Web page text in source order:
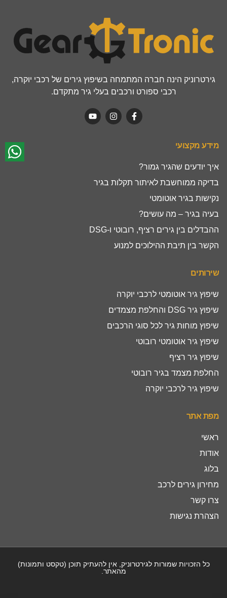
גירטרוניק הינה חברה המתמחה בשיפוץ גירים של רכבי יוקרה,
רכבי ספורט ורכבים בעלי גיר מתקדם.
מידע מקצועי
איך יודעים שהגיר גמור?
בדיקה ממוחשבת לאיתור תקלות בגיר
נקישות בגיר אוטומטי
בעיה בגיר – מה עושים?
ההבדלים בין גירים רציף, רובוטי ו-DSG
הקשר בין תיבת ההילוכים למנוע
שירותים
שיפוץ גיר אוטומטי לרכבי יוקרה
שיפוץ גיר DSG והחלפת מצמדים
שיפוץ מוחות גיר לכל סוגי הרכבים
שיפוץ גיר אוטומטי רובוטי
שיפוץ גיר רציף
החלפת מצמד בגיר רובוטי
שיפוץ גיר לרכבי יוקרה
מפת אתר
ראשי
אודות
בלוג
מחירון גירים לרכב
צרו קשר
הצהרת נגישות
כל הזכויות שמורות לגירטרוניק, אין להעתיק תוכן (טקסט ותמונות)
מהאתר.